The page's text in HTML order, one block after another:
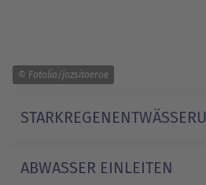
© Fotolia/jozsitoeroe
ABWASSER EINLEITEN